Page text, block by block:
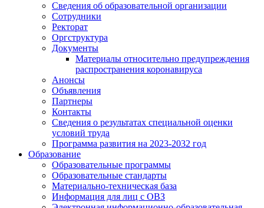
Сведения об образовательной организации
Сотрудники
Ректорат
Оргструктура
Документы
Материалы относительно предупреждения
распространения коронавируса
Анонсы
Объявления
Партнеры
Контакты
Сведения о результатах специальной оценки
условий труда
Программа развития на 2023-2032 год
Образование
Образовательные программы
Образовательные стандарты
Материально-техническая база
Информация для лиц с ОВЗ